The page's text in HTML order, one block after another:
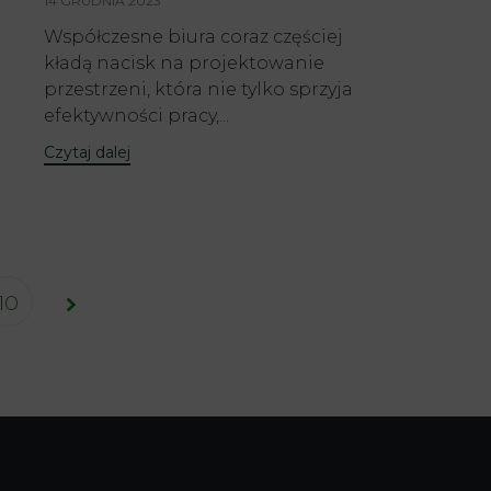
Współczesne biura coraz częściej
kładą nacisk na projektowanie
przestrzeni, która nie tylko sprzyja
efektywności pracy,...
Czytaj dalej